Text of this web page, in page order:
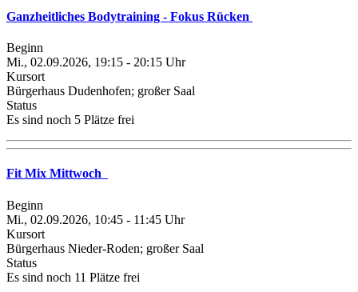
Ganzheitliches Bodytraining - Fokus Rücken
Beginn
Mi., 02.09.2026, 19:15 - 20:15 Uhr
Kursort
Bürgerhaus Dudenhofen; großer Saal
Status
Es sind noch 5 Plätze frei
Fit Mix Mittwoch
Beginn
Mi., 02.09.2026, 10:45 - 11:45 Uhr
Kursort
Bürgerhaus Nieder-Roden; großer Saal
Status
Es sind noch 11 Plätze frei